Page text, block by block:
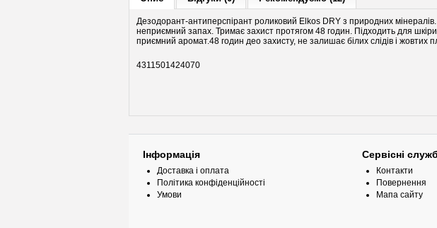
Дезодорант-антиперспірант роликовий Elkos DRY з природних
неприємний запах. Тримає захист протягом 48 годин. Підходить для
приємний аромат.48 годин део захисту, не залишає білих слідів і жовтих
4311501424070
Інформація
Доставка і оплата
Політика конфіденційності
Умови
Сервісні
Контакти
Повернення
Мапа сайту